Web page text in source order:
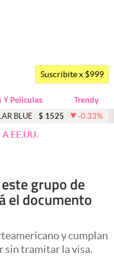
Suscribite x $999
Y Peliculas Trendy
BLUE $ 1525 -0.33%
EE.UU.
grupo de
el documento
y cumplan
sin tramitar la visa.